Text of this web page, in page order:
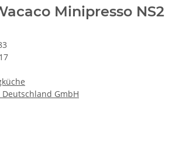
Minipresso NS2
Deutschland GmbH